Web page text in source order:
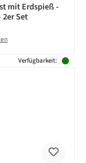
mit Erdspieß -
Set
Verfügbarkeit: